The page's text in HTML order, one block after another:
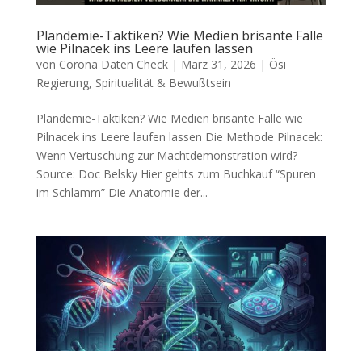
Plandemie-Taktiken? Wie Medien brisante Fälle
wie Pilnacek ins Leere laufen lassen
von Corona Daten Check| März 31, 2026 | Ösi
Regierung, Spiritualität & Bewußtsein
Plandemie-Taktiken? Wie Medien brisante Fälle wie
Pilnacek ins Leere laufen lassen Die Metho­de Pil­nacek:
Wenn Ver­tu­schung zur Macht­de­mons­tra­ti­on wird?
Source: Doc Belsky Hier gehts zum Buch­kauf “Spu­ren
im Schlamm” Die Ana­to­mie der...